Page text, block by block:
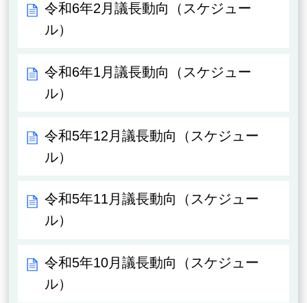
令和6年2月議長動向（スケジュー
ル）
令和6年1月議長動向（スケジュー
ル）
令和5年12月議長動向（スケジュー
ル）
令和5年11月議長動向（スケジュー
ル）
令和5年10月議長動向（スケジュー
ル）